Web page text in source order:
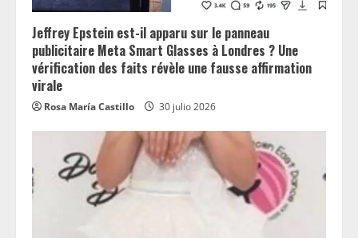
Jeffrey Epstein est-il apparu sur le panneau
publicitaire Meta Smart Glasses à Londres ? Une
vérification des faits révèle une fausse affirmation
virale
Rosa María Castillo 30 julio 2026